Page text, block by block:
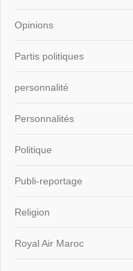
Opinions
Partis politiques
personnalité
Personnalités
Politique
Publi-reportage
Religion
Royal Air Maroc